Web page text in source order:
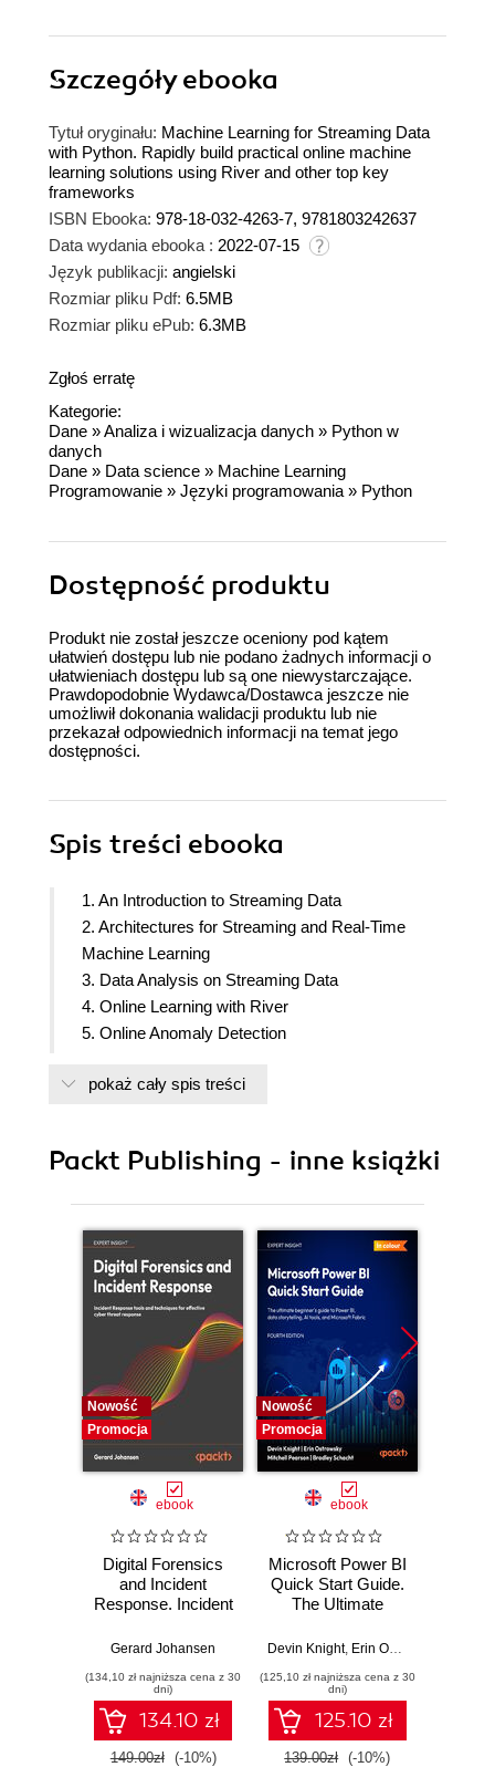
Szczegółyebooka
Tytuł oryginału: Machine Learning for Streaming Data
with Python. Rapidly build practical online machine
learning solutions using River and other top key
frameworks
ISBN Ebooka: 978-18-032-4263-7, 9781803242637
Data wydania ebooka : 2022-07-15
Język publikacji: angielski
Rozmiar pliku Pdf: 6.5MB
Rozmiar pliku ePub: 6.3MB
Zgłoś erratę
Kategorie:
Dane »Analiza i wizualizacja danych » Python w
danych
Dane » Data science » Machine Learning
Programowanie » Języki programowania » Python
Dostępność produktu
Produkt nie został jeszcze oceniony pod kątem
ułatwień dostępu lub nie podano żadnych informacji o
ułatwieniach dostępu lub są one niewystarczające.
Prawdopodobnie Wydawca/Dostawca jeszcze nie
umożliwił dokonania walidacji produktu lub nie
przekazał odpowiednich informacji na temat jego
dostępności.
Spis treści ebooka
1. An Introduction to Streaming Data
2. Architectures for Streaming and Real-Time
Machine Learning
3. Data Analysis on Streaming Data
4. Online Learning with River
5. Online Anomaly Detection
7. Online Regression
10. Feature Transformation and Scaling
pokaż cały spis treści
Packt Publishing - inne książki
Nowość
Promocja
ebook
Digital Forensics
and Incident
Response. Incident
and techniques for
threat response -
Fourth Edition
Gerard Johansen
(134,10 zł najniższa cena z 30
dni)
134.10 zł
149.00zł (-10%)
Nowość
Promocja
ebook
Microsoft Power BI
Quick Start Guide.
The Ultimate
to Power BI, Data
Tools, and
Microsoft Fabric -
Fourth Edition
Devin Knight, Erin Ostrowsky
(125,10 zł najniższa cena z 30
dni)
125.10 zł
139.00zł (-10%)